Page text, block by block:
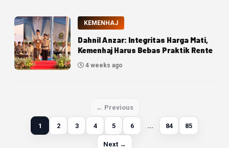
KEMENHAJ
Dahnil Anzar: Integritas Harga Mati,
Kemenhaj Harus Bebas Praktik Rente
4 weeks ago
← Previous
1 2 3 4 5 6 ... 84 85
Next →